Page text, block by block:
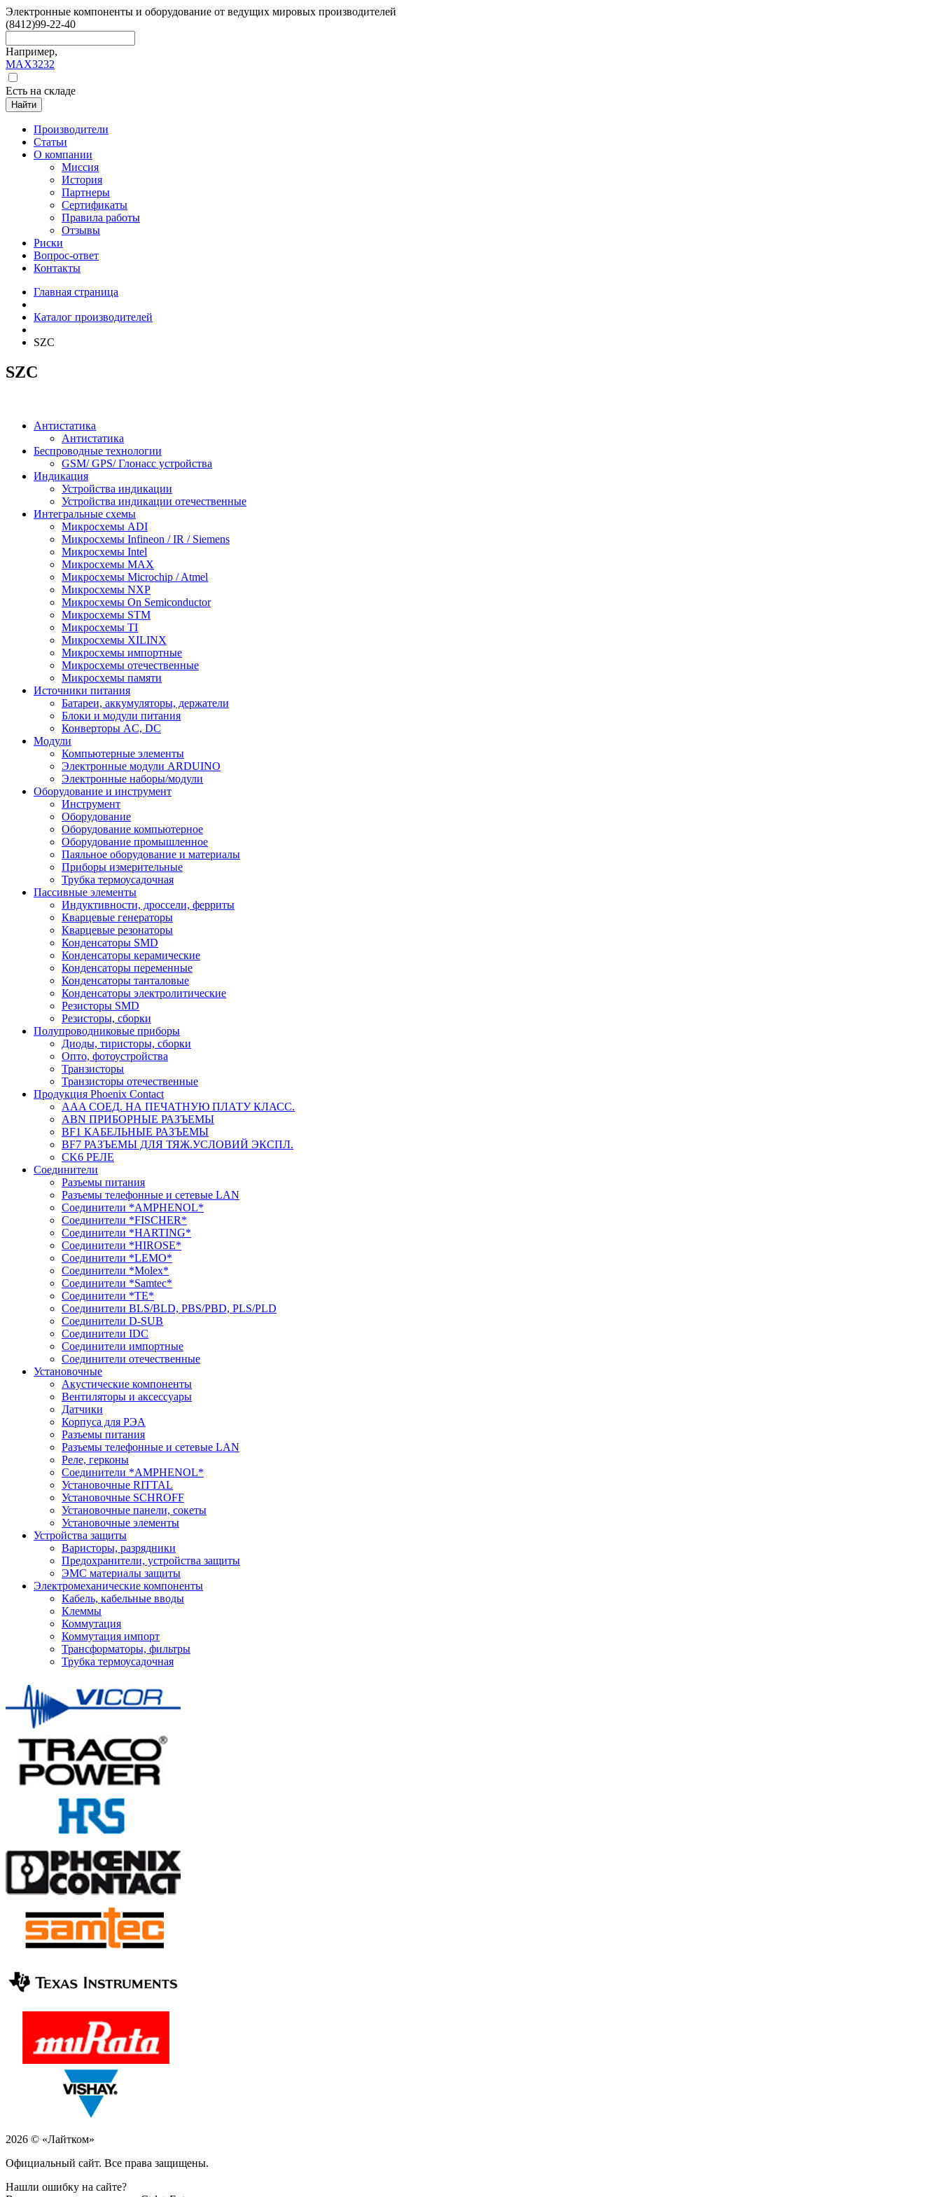
Электронные компоненты и оборудование от ведущих мировых производителей
(8412)99-22-40
Например,
MAX3232
Есть на складе
Найти
Производители
Статьи
О компании
Миссия
История
Партнеры
Сертификаты
Правила работы
Отзывы
Риски
Вопрос-ответ
Контакты
Главная страница
Каталог производителей
SZC
SZC
Антистатика
Антистатика
Беспроводные технологии
GSM/ GPS/ Глонасс устройства
Индикация
Устройства индикации
Устройства индикации отечественные
Интегральные схемы
Микросхемы ADI
Микросхемы Infineon / IR / Siemens
Микросхемы Intel
Микросхемы MAX
Микросхемы Microchip / Atmel
Микросхемы NXP
Микросхемы On Semiconductor
Микросхемы STM
Микросхемы TI
Микросхемы XILINX
Микросхемы импортные
Микросхемы отечественные
Микросхемы памяти
Источники питания
Батареи, аккумуляторы, держатели
Блоки и модули питания
Конверторы AC, DC
Модули
Компьютерные элементы
Электронные модули ARDUINO
Электронные наборы/модули
Оборудование и инструмент
Инструмент
Оборудование
Оборудование компьютерное
Оборудование промышленное
Паяльное оборудование и материалы
Приборы измерительные
Трубка термоусадочная
Пассивные элементы
Индуктивности, дроссели, ферриты
Кварцевые генераторы
Кварцевые резонаторы
Конденсаторы SMD
Конденсаторы керамические
Конденсаторы переменные
Конденсаторы танталовые
Конденсаторы электролитические
Резисторы SMD
Резисторы, сборки
Полупроводниковые приборы
Диоды, тиристоры, сборки
Опто, фотоустройства
Транзисторы
Транзисторы отечественные
Продукция Phoenix Contact
AAA СОЕД. НА ПЕЧАТНУЮ ПЛАТУ КЛАСС.
ABN ПРИБОРНЫЕ РАЗЪЕМЫ
BF1 КАБЕЛЬНЫЕ РАЗЪЕМЫ
BF7 РАЗЪЕМЫ ДЛЯ ТЯЖ.УСЛОВИЙ ЭКСПЛ.
CK6 РЕЛЕ
Соединители
Разъемы питания
Разъемы телефонные и сетевые LAN
Соединители *AMPHENOL*
Соединители *FISCHER*
Соединители *HARTING*
Соединители *HIROSE*
Соединители *LEMO*
Соединители *Molex*
Соединители *Samtec*
Соединители *TE*
Соединители BLS/BLD, PBS/PBD, PLS/PLD
Соединители D-SUB
Соединители IDC
Соединители импортные
Соединители отечественные
Установочные
Акустические компоненты
Вентиляторы и аксессуары
Датчики
Корпуса для РЭА
Разъемы питания
Разъемы телефонные и сетевые LAN
Реле, герконы
Соединители *AMPHENOL*
Установочные RITTAL
Установочные SCHROFF
Установочные панели, сокеты
Установочные элементы
Устройства защиты
Варисторы, разрядники
Предохранители, устройства защиты
ЭМС материалы защиты
Электромеханические компоненты
Кабель, кабельные вводы
Клеммы
Коммутация
Коммутация импорт
Трансформаторы, фильтры
Трубка термоусадочная
2026 © «Лайтком»
Официальный сайт. Все права защищены.
Нашли ошибку на сайте?